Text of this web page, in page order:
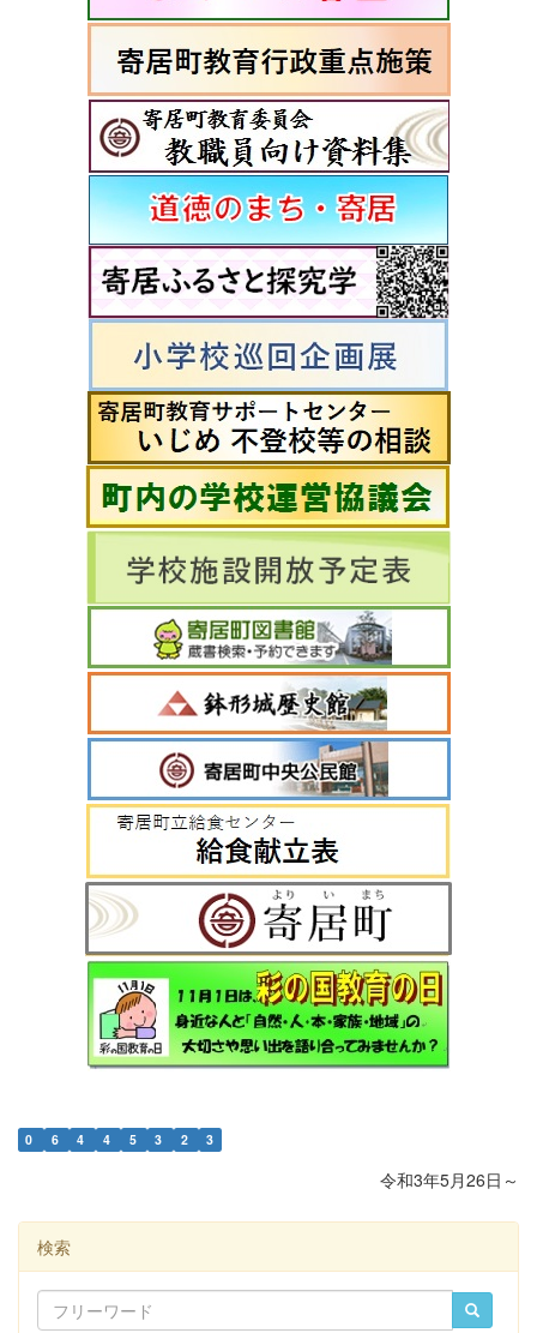
0 6 4 4 5 3 2 3
令和3年5月26日～
検索